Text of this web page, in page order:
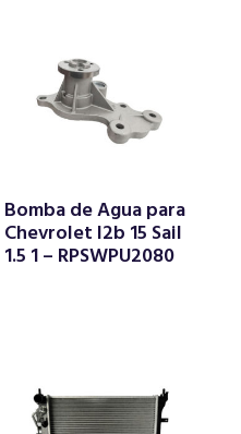
Bomba de Agua para
Chevrolet l2b 15 Sail
1.5 1 – RPSWPU2080